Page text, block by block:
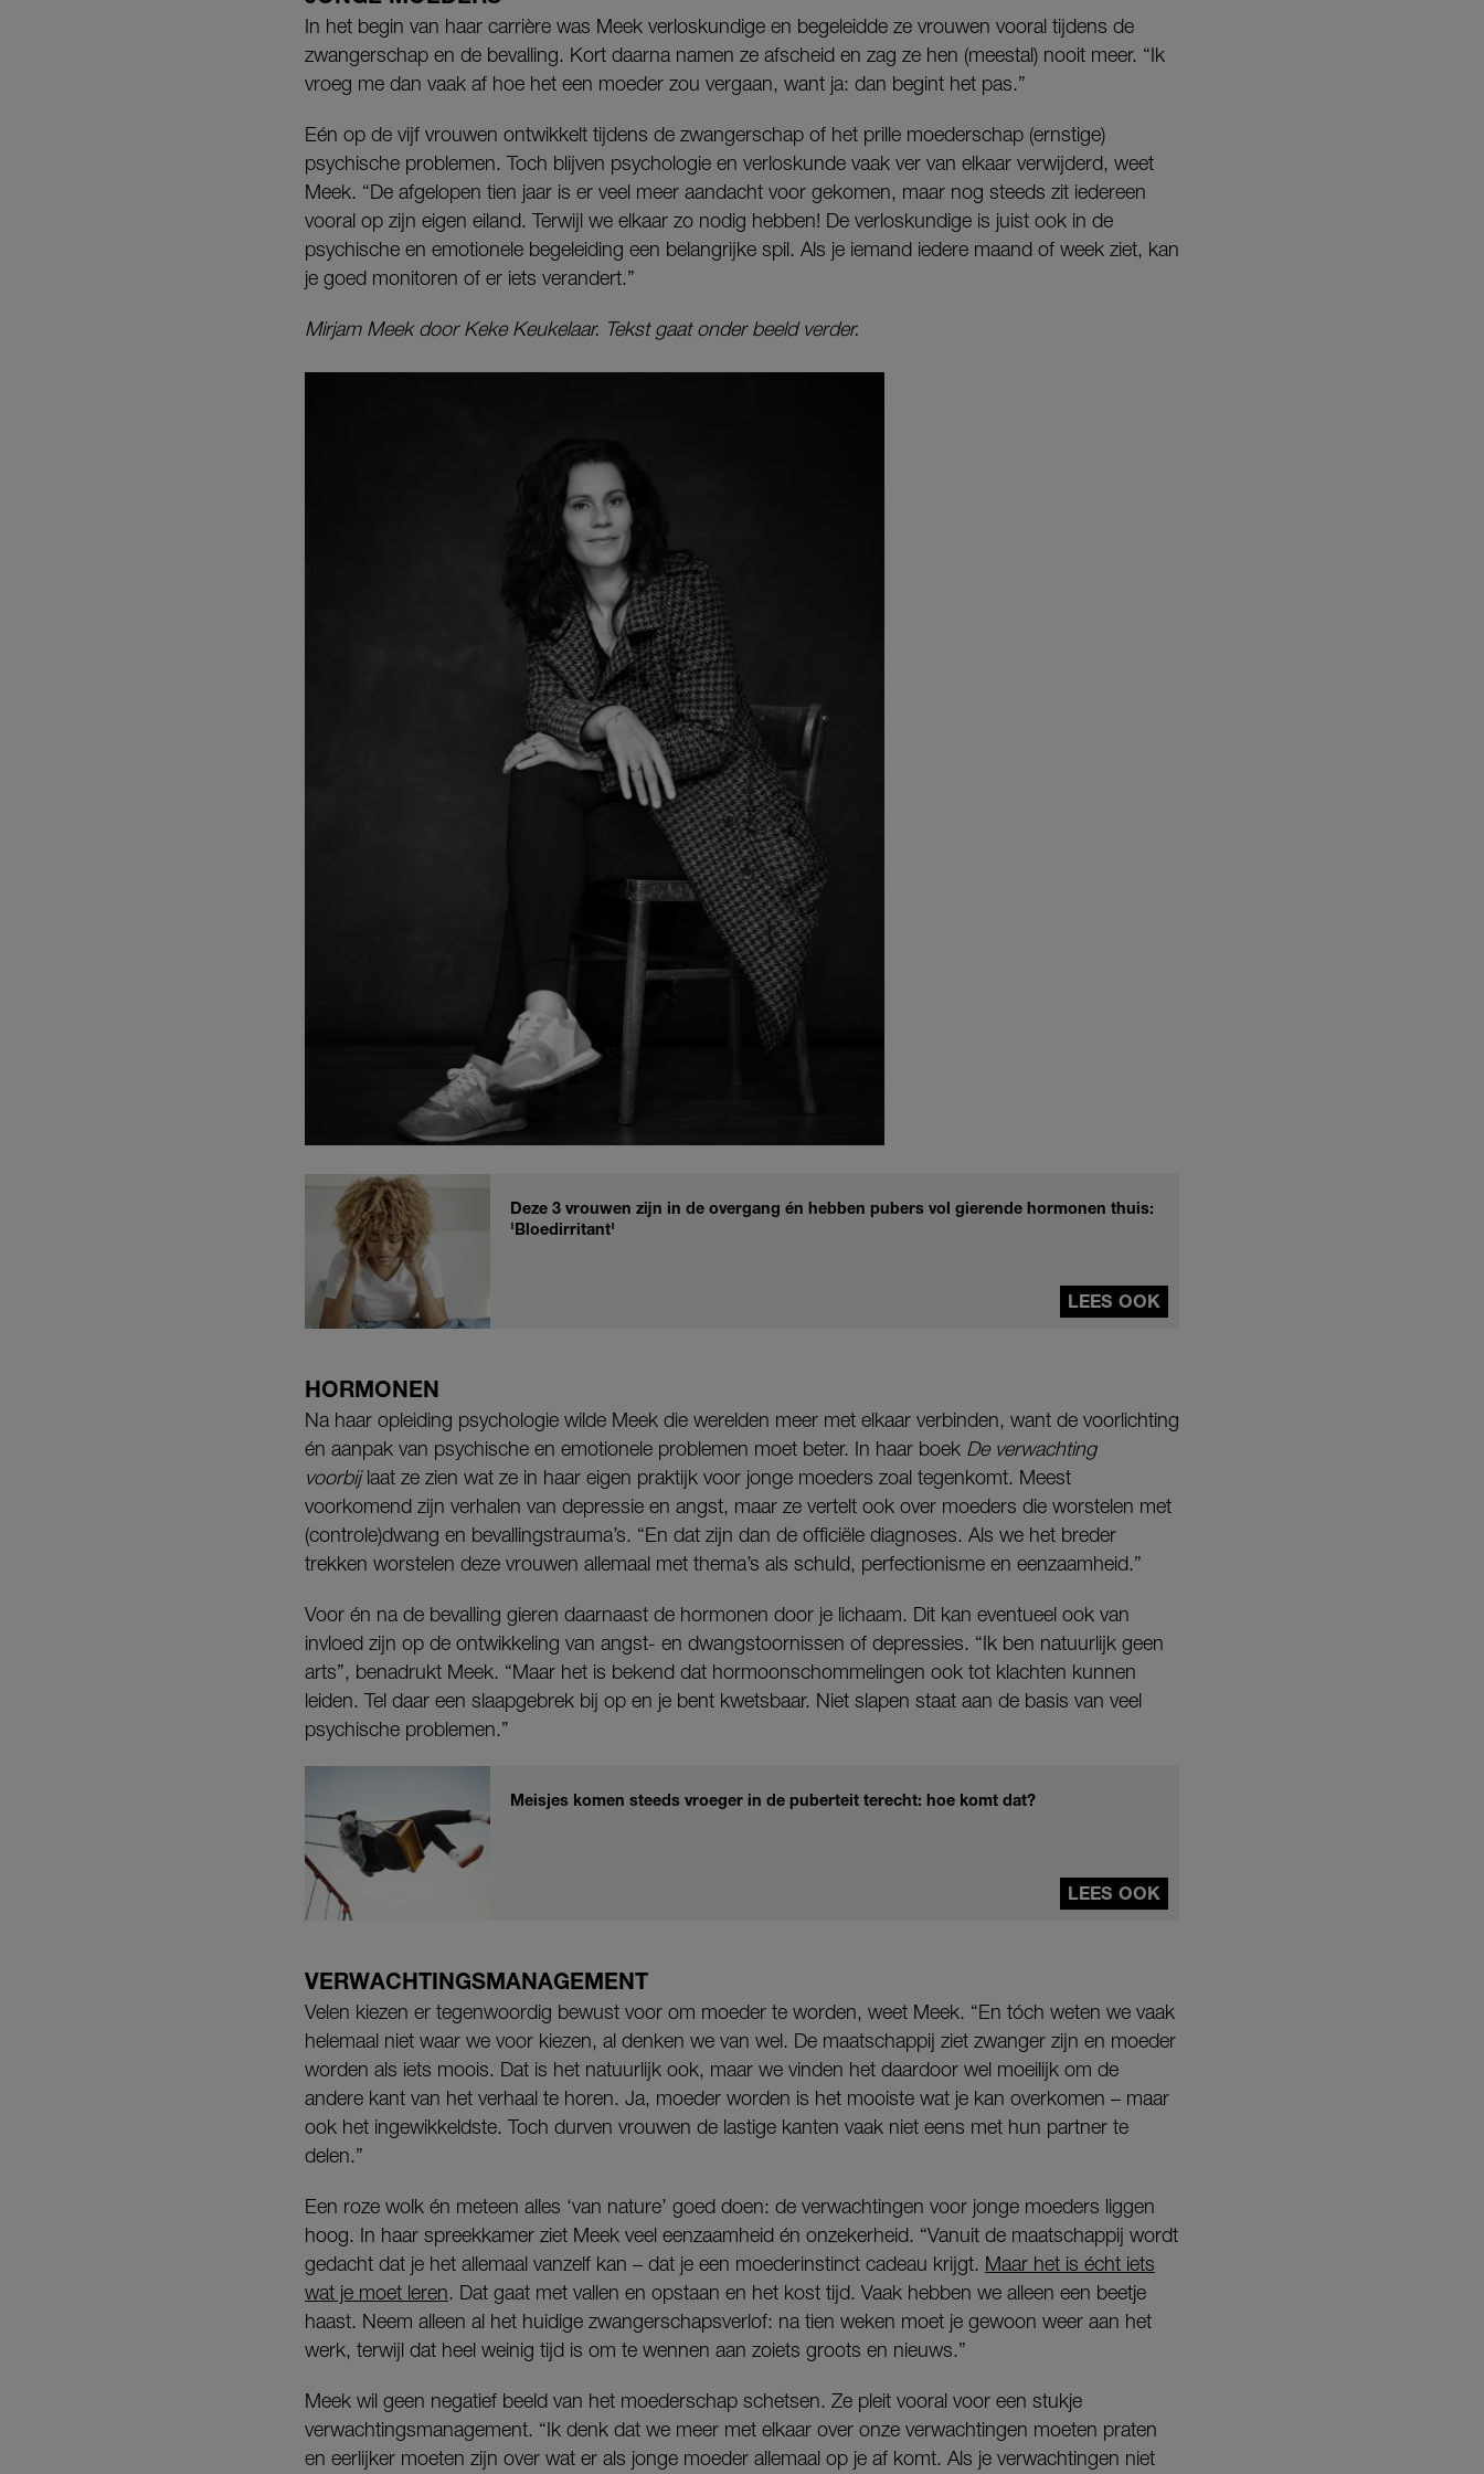
In het begin van haar carrière was Meek verloskundige en begeleidde ze vrouwen vooral tijdens de
zwangerschap en de bevalling. Kort daarna namen ze afscheid en zag ze hen (meestal) nooit meer. “Ik
vroeg me dan vaak af hoe het een moeder zou vergaan, want ja: dan begint het pas.”
Eén op de vijf vrouwen ontwikkelt tijdens de zwangerschap of het prille moederschap (ernstige)
psychische problemen. Toch blijven psychologie en verloskunde vaak ver van elkaar verwijderd, weet
Meek. “De afgelopen tien jaar is er veel meer aandacht voor gekomen, maar nog steeds zit iedereen
vooral op zijn eigen eiland. Terwijl we elkaar zo nodig hebben! De verloskundige is juist ook in de
psychische en emotionele begeleiding een belangrijke spil. Als je iemand iedere maand of week ziet, kan
je goed monitoren of er iets verandert.”
Mirjam Meek door Keke Keukelaar. Tekst gaat onder beeld verder.
Deze 3 vrouwen zijn in de overgang én hebben pubers vol gierende hormonen thuis:
'Bloedirritant'
LEES OOK
HORMONEN
Na haar opleiding psychologie wilde Meek die werelden meer met elkaar verbinden, want de voorlichting
én aanpak van psychische en emotionele problemen moet beter. In haar boek De verwachting
voorbijlaat ze zien wat ze in haar eigen praktijk voor jonge moeders zoal tegenkomt. Meest
voorkomend zijn verhalen van depressie en angst, maar ze vertelt ook over moeders die worstelen met
(controle)dwang en bevallingstrauma’s. “En dat zijn dan de officiële diagnoses. Als we het breder
trekken worstelen deze vrouwen allemaal met thema’s als schuld, perfectionisme en eenzaamheid.”
Voor én na de bevalling gieren daarnaast de hormonen door je lichaam. Dit kan eventueel ook van
invloed zijn op de ontwikkeling van angst- en dwangstoornissen of depressies. “Ik ben natuurlijk geen
arts”, benadrukt Meek. “Maar het is bekend dat hormoonschommelingen ook tot klachten kunnen
leiden. Tel daar een slaapgebrek bij op en je bent kwetsbaar. Niet slapen staat aan de basis van veel
psychische problemen.”
Meisjes komen steeds vroeger in de puberteit terecht: hoe komt dat?
LEES OOK
VERWACHTINGSMANAGEMENT
Velen kiezen er tegenwoordig bewust voor om moeder te worden, weet Meek. “En tóch weten we vaak
helemaal niet waar we voor kiezen, al denken we van wel. De maatschappij ziet zwanger zijn en moeder
worden als iets moois. Dat is het natuurlijk ook, maar we vinden het daardoor wel moeilijk om de
andere kant van het verhaal te horen. Ja, moeder worden is het mooiste wat je kan overkomen – maar
ook het ingewikkeldste. Toch durven vrouwen de lastige kanten vaak niet eens met hun partner te
delen.”
Een roze wolk én meteen alles ‘van nature’ goed doen: de verwachtingen voor jonge moeders liggen
hoog. In haar spreekkamer ziet Meek veel eenzaamheid én onzekerheid. “Vanuit de maatschappij wordt
gedacht dat je het allemaal vanzelf kan – dat je een moederinstinct cadeau krijgt. Maar het is écht iets
wat je moet leren. Dat gaat met vallen en opstaan en het kost tijd. Vaak hebben we alleen een beetje
haast. Neem alleen al het huidige zwangerschapsverlof: na tien weken moet je gewoon weer aan het
werk, terwijl dat heel weinig tijd is om te wennen aan zoiets groots en nieuws.”
Meek wil geen negatief beeld van het moederschap schetsen. Ze pleit vooral voor een stukje
verwachtingsmanagement. “Ik denk dat we meer met elkaar over onze verwachtingen moeten praten
en eerlijker moeten zijn over wat er als jonge moeder allemaal op je af komt. Als je verwachtingen niet